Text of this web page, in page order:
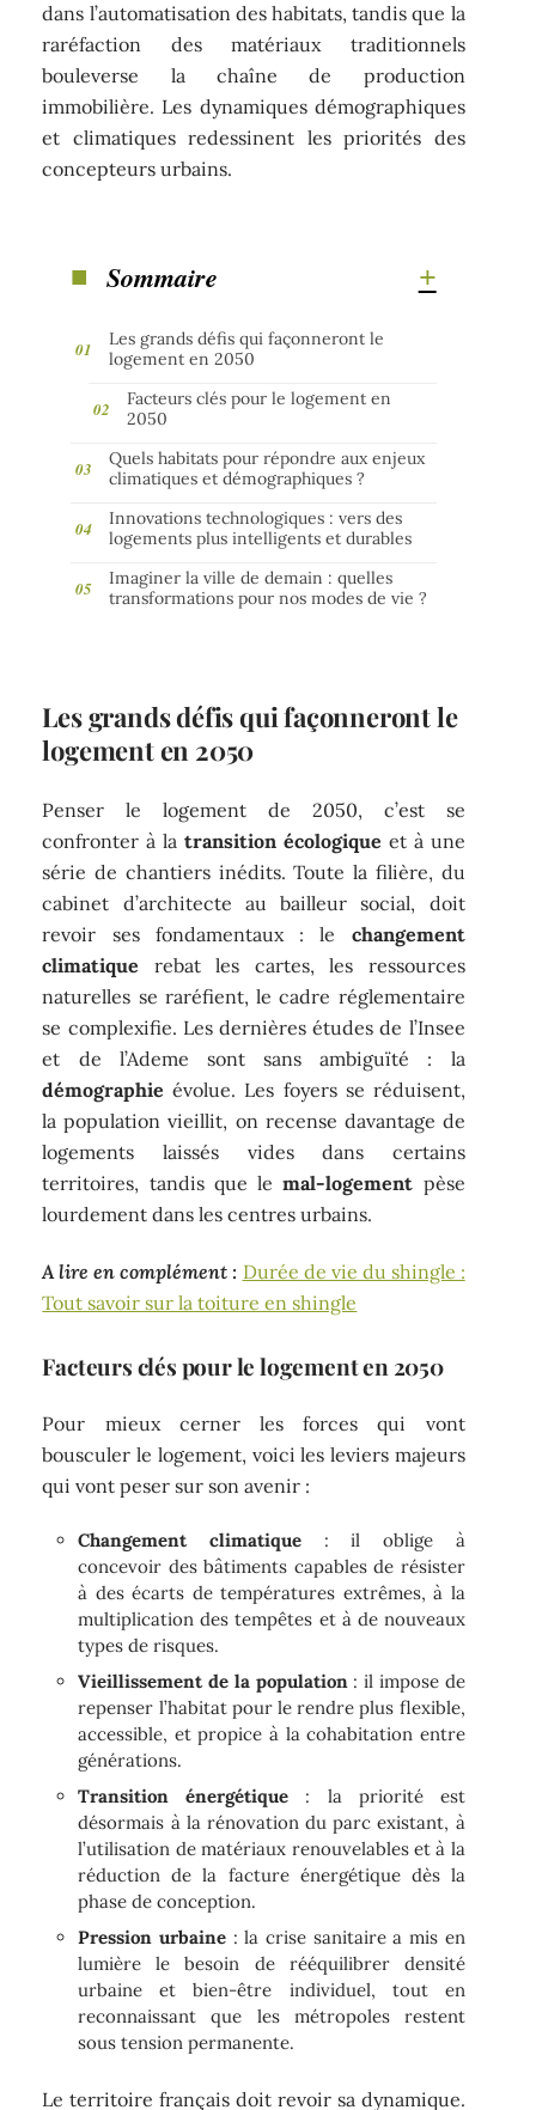
dans l’automatisation des habitats, tandis que la
raréfaction des matériaux traditionnels
bouleverse la chaîne de production
immobilière. Les dynamiques démographiques
et climatiques redessinent les priorités des
concepteurs urbains.
Sommaire
Les grands défis qui façonneront le
logement en 2050
Facteurs clés pour le logement en
2050
Quels habitats pour répondre aux enjeux
climatiques et démographiques ?
Innovations technologiques : vers des
logements plus intelligents et durables
Imaginer la ville de demain : quelles
transformations pour nos modes de vie ?
Les grands défis qui façonneront le
logement en 2050
Penser le logement de 2050, c’est se
confronter à latransition écologique et à une
série de chantiers inédits. Toute la filière, du
cabinet d’architecte au bailleur social, doit
revoir ses fondamentaux : le changement
climatique rebat les cartes, les ressources
naturelles se raréfient, le cadre réglementaire
se complexifie. Les dernières études de l’Insee
et de l’Ademe sont sans ambiguïté : la
démographie évolue. Les foyers se réduisent,
la population vieillit, on recense davantage de
logements laissés vides dans certains
territoires, tandis que lemal-logement pèse
lourdement dans les centres urbains.
A lire en complément : Durée de vie du shingle :
Tout savoir sur la toiture en shingle
Facteurs clés pour le logement en 2050
Pour mieux cerner les forces qui vont
bousculer le logement, voici les leviers majeurs
qui vont peser sur son avenir :
Changement climatique : il oblige à
concevoir des bâtiments capables de résister
à des écarts de températures extrêmes, à la
multiplication des tempêtes et à de nouveaux
types de risques.
Vieillissement de la population: il impose de
repenser l’habitat pour le rendre plus flexible,
accessible, et propice à la cohabitation entre
générations.
Transition énergétique : la priorité est
désormais à la rénovation du parc existant, à
l’utilisation de matériaux renouvelables et à la
réduction de la facture énergétique dès la
phase de conception.
Pression urbaine : la crise sanitaire a mis en
lumière le besoin de rééquilibrer densité
urbaine et bien-être individuel, tout en
reconnaissant que les métropoles restent
sous tension permanente.
Le territoire français doit revoir sa dynamique.